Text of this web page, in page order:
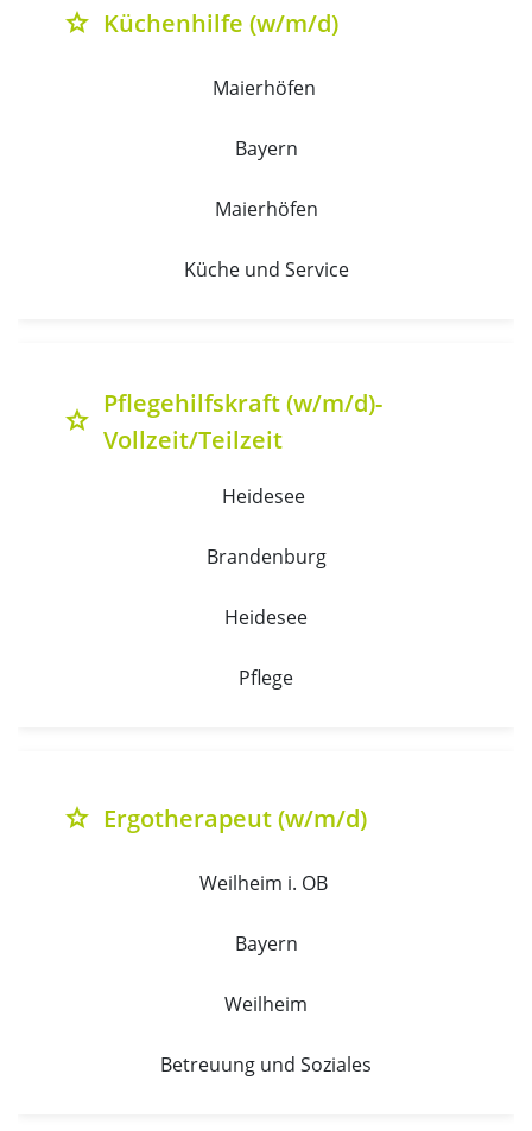
grade Küchenhilfe (w/m/d)
Maierhöfen
Bayern
Maierhöfen
Küche und Service
grade
Pflegehilfskraft (w/m/d)-
Vollzeit/Teilzeit
Heidesee
Brandenburg
Heidesee
Pflege
grade Ergotherapeut (w/m/d)
Weilheim i. OB
Bayern
Weilheim
Betreuung und Soziales